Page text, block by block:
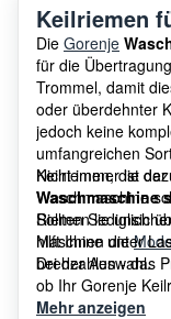
Keilriemen
Die Gorenje
für die
Trommel, damit
oder überdehnter
jedoch keine
umfangreichen
Keilriemen, die
Waschmaschine
Sollten Sie
hilft Ihnen die
bei der Auswahl.
Nicht immer ist der
Waschmaschine
Riemen lediglich
Maschine unter
Drehzahlen - das
ob Ihr Gorenje
überdehnt ist, in
Mehr anzeigen